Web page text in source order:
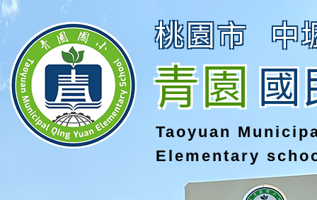
桃園市 中
青園國
Taoyuan
Elementary